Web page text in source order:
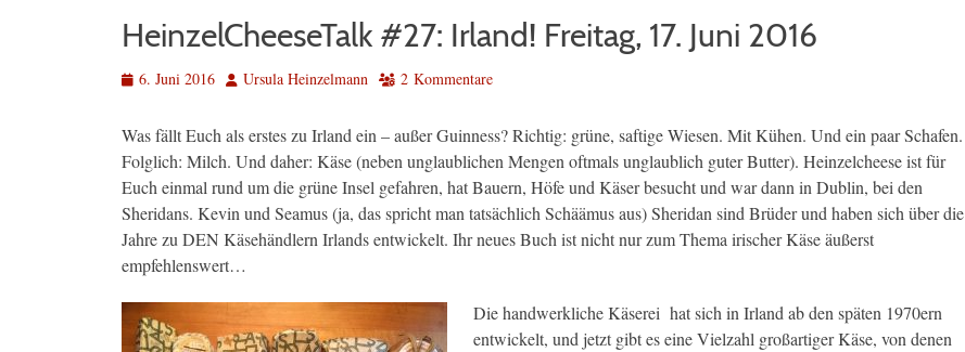
HeinzelCheeseTalk #27: Irland! Freitag, 17. Juni 2016
Veröffentlicht
6. Juni 2016 AutorUrsula Heinzelmann 2 Kommentare
Was fällt Euch als erstes zu Irland ein – außer Guinness? Richtig: grüne, saftige Wiesen. Mit Kühen. Und ein paar Schafen.
Folglich: Milch. Und daher: Käse (neben unglaublichen Mengen oftmals unglaublich guter Butter). Heinzelcheese ist für
Euch einmal rund um die grüne Insel gefahren, hat Bauern, Höfe und Käser besucht und war dann in Dublin, bei den
Sheridans. Kevin und Seamus (ja, das spricht man tatsächlich Schäämus aus) Sheridan sind Brüder und haben sich über die
Jahre zu DEN Käsehändlern Irlands entwickelt. Ihr neues Buch ist nicht nur zum Thema irischer Käse äußerst
empfehlenswert…
Die handwerkliche Käserei hat sich in Irland ab den späten 1970ern
entwickelt, und jetzt gibt es eine Vielzahl großartiger Käse, von denen